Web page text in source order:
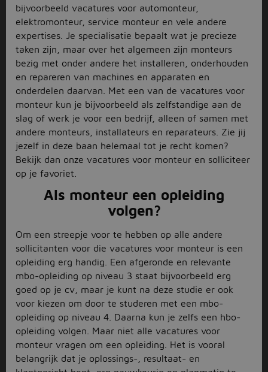
bijvoorbeeld vacatures voor automonteur,
elektromonteur, service monteur en vele andere
expertises. Je specialisatie bepaalt wat je precieze
taken zijn, maar over het algemeen zijn monteurs
bezig met onder andere het installeren, onderhouden
en repareren van machines en apparaten en
onderdelen daarvan. Met een van de vacatures voor
monteur kun je bijvoorbeeld als zelfstandige aan de
slag of werk je voor een bedrijf, alleen of samen met
andere monteurs, installateurs en reparateurs. Zie jij
jezelf in deze baan helemaal tot je recht komen?
Bekijk dan onze vacatures voor monteur en solliciteer
op je favoriet.
Als monteur een opleiding
volgen?
Om een streepje voor te hebben op alle andere
sollicitanten voor die vacatures voor monteur is een
opleiding erg handig. Een afgeronde en relevante
mbo-opleiding op niveau 3 staat bijvoorbeeld erg
goed op je cv, maar je kunt na deze studie er ook
voor kiezen om door te studeren met een mbo-
opleiding op niveau 4. Daarna kun je zelfs een hbo-
opleiding volgen. Maar niet alle vacatures voor
monteur vragen om een opleiding. Het is vooral
belangrijk dat je oplossings-, resultaat- en